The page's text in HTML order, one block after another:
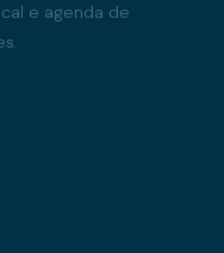
e agenda de